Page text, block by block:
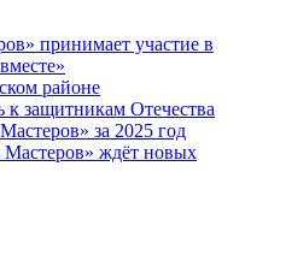
принимает участие в
районе
к защитникам Отечества
за 2025 год
ждёт новых